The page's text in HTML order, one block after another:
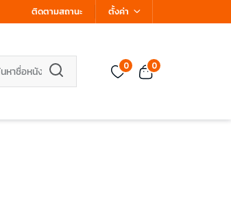
ติดตามสถานะ ตั้งค่า
0 0